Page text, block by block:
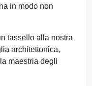
in modo non
tassello alla nostra
architettonica,
maestria degli